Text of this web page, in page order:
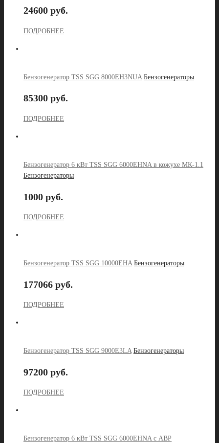
24600 руб.
ПОДРОБНЕЕ
Бензогенератор TSS SGG 8000EH3NUA Бензогенераторы
85300 руб.
ПОДРОБНЕЕ
Бензогенератор 6 кВт TSS SGG 6000EHNA в кожухе МК-1.1
Бензогенераторы
1000 руб.
ПОДРОБНЕЕ
Бензогенератор TSS SGG 10000EHA Бензогенераторы
177066 руб.
ПОДРОБНЕЕ
Бензогенератор TSS SGG 9000E3LA Бензогенераторы
97200 руб.
ПОДРОБНЕЕ
Бензогенератор 6 кВт TSS SGG 6000EHNA с АВР